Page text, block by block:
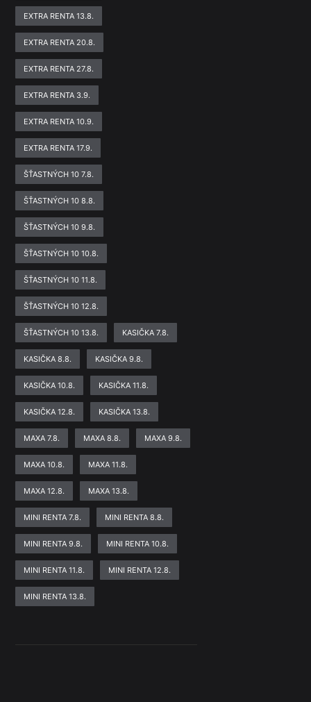
EXTRA RENTA 13.8.
EXTRA RENTA 20.8.
EXTRA RENTA 27.8.
EXTRA RENTA 3.9.
EXTRA RENTA 10.9.
EXTRA RENTA 17.9.
ŠŤASTNÝCH 10 7.8.
ŠŤASTNÝCH 10 8.8.
ŠŤASTNÝCH 10 9.8.
ŠŤASTNÝCH 10 10.8.
ŠŤASTNÝCH 10 11.8.
ŠŤASTNÝCH 10 12.8.
ŠŤASTNÝCH 10 13.8. KASIČKA 7.8.
KASIČKA 8.8. KASIČKA 9.8.
KASIČKA 10.8. KASIČKA 11.8.
KASIČKA 12.8. KASIČKA 13.8.
MAXA 7.8. MAXA 8.8. MAXA 9.8.
MAXA 10.8. MAXA 11.8.
MAXA 12.8. MAXA 13.8.
MINI RENTA 7.8. MINI RENTA 8.8.
MINI RENTA 9.8. MINI RENTA 10.8.
MINI RENTA 11.8. MINI RENTA 12.8.
MINI RENTA 13.8.